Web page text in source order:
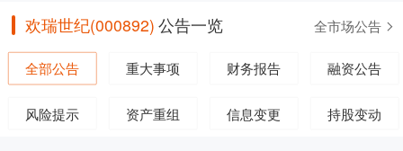
欢瑞世纪(000892) 公告一览 全市场公告
全部公告 重大事项 财务报告 融资公告
风险提示 资产重组 信息变更 持股变动